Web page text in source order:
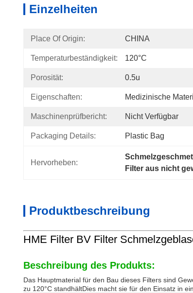
Einzelheiten
Place Of Origin: CHINA
Temperaturbeständigkeit: 120°C
Porosität: 0.5u
Eigenschaften: Medizinische
Maschinenprüfbericht: Nicht Verfügbar
Packaging Details: Plastic Bag
Hervorheben:
Filter aus nicht
Produktbeschreibung
HME Filter BV Filter
Beschreibung des Produkts:
Das Hauptmaterial für den Bau dieses Filters sind
zu 120°C standhältDies macht sie für den Einsatz in